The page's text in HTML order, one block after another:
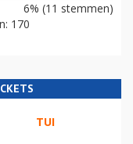
6% (11 stemmen)
170
TUI